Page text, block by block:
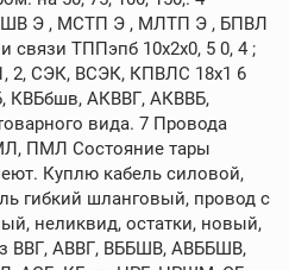
Э , МСТП Э , МЛТП Э , БПВЛ
ТППэпб 10х2х0, 5 0, 4 ;
2, СЭК, ВСЭК, КПВЛС 18х1 6
КВБбшв, АКВВГ, АКВВБ,
вида. 7 Провода
ПМЛ Состояние тары
Куплю кабель силовой,
гибкий шланговый, провод с
неликвид, остатки, новый,
ВВГ, АВВГ, ВББШВ, АВББШВ,